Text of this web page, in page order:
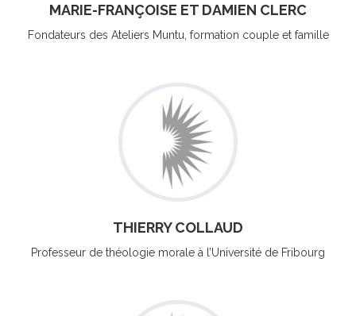
MARIE-FRANÇOISE ET DAMIEN CLERC
Fondateurs des Ateliers Muntu, formation couple et famille
THIERRY COLLAUD
Professeur de théologie morale à l’Université de Fribourg